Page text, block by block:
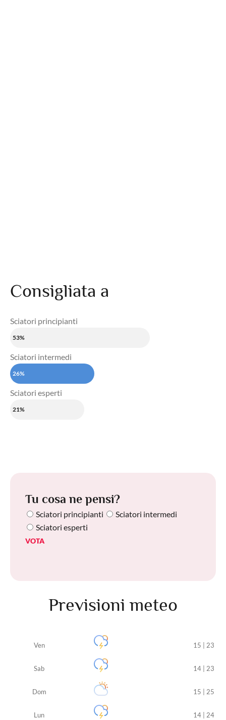
Consigliata a
Sciatori principianti
53%
Sciatori intermedi
26%
Sciatori esperti
21%
Tu cosa ne pensi?
Sciatori principianti
Sciatori intermedi
Sciatori esperti
VOTA
Previsioni meteo
Ven 15 | 23
Sab 14 | 23
Dom 15 | 25
Lun 14 | 24